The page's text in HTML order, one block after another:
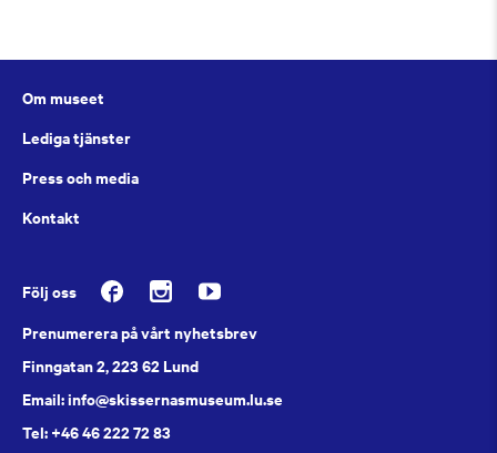
Om museet
Lediga tjänster
Press och media
Kontakt
Följ oss
Prenumerera på vårt nyhetsbrev
Finngatan 2, 223 62 Lund
Email: info@skissernasmuseum.lu.se
Tel: +46 46 222 72 83